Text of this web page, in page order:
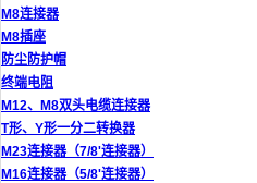
M8连接器
M8插座
防尘防护帽
终端电阻
M12、M8双头电缆连接器
T形、Y形一分二转换器
M23连接器（7/8'连接器）
M16连接器（5/8'连接器）